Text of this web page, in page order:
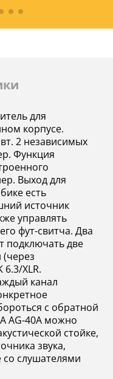
для
корпусе.
2 независимых
Функция
Выход для
есть
источник
управлять
фут-свитча. Два
подключать две
XLR.
канал
с обратной
AG-40A можно
стойке,
звука,
слушателями